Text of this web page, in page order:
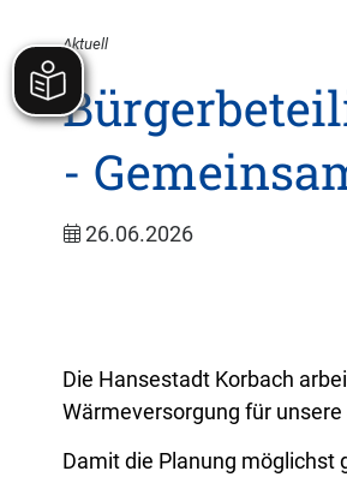
Aktuell
-
26.06.2026
Die Hansestadt Korbach
Wärmeversorgung für
Damit die Planung möglichst